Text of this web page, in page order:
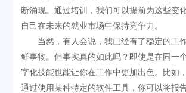
断涌现。通过培训，我们可以提前为这些变
自己在未来的就业市场中保持竞争力。
当然，有人会说，我已经有了稳定的工
鲜事物。但事实真的如此吗？即使是在同一
字化技能也能让你在工作中更加出色。比如
通过使用某种特定的软件工具，你可以将报